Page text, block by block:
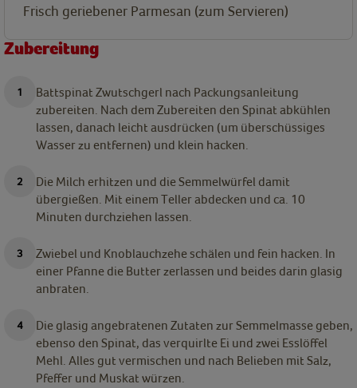
Frisch geriebener Parmesan (zum Servieren)
Zubereitung
Battspinat Zwutschgerl nach Packungsanleitung
zubereiten. Nach dem Zubereiten den Spinat abkühlen
lassen, danach leicht ausdrücken (um überschüssiges
Wasser zu entfernen) und klein hacken.
Die Milch erhitzen und die Semmelwürfel damit
übergießen. Mit einem Teller abdecken und ca. 10
Minuten durchziehen lassen.
Zwiebel und Knoblauchzehe schälen und fein hacken. In
einer Pfanne die Butter zerlassen und beides darin glasig
anbraten.
Die glasig angebratenen Zutaten zur Semmelmasse geben,
ebenso den Spinat, das verquirlte Ei und zwei Esslöffel
Mehl. Alles gut vermischen und nach Belieben mit Salz,
Pfeffer und Muskat würzen.